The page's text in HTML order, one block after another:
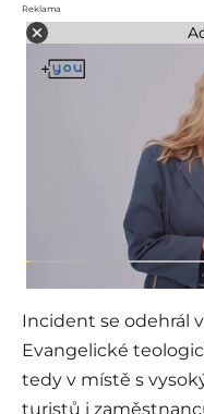
Reklama
Incident se odehrál
Evangelické
tedy v místě s
turistů i